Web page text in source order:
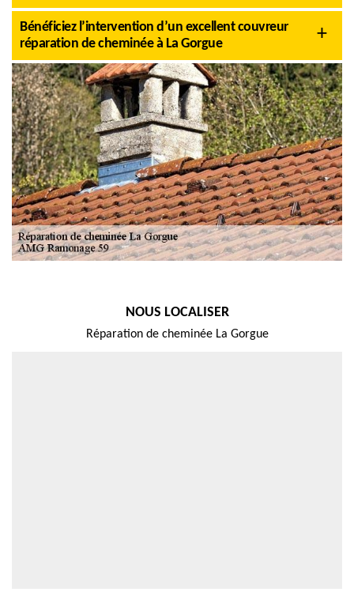
Bénéficiez l’intervention d’un excellent couvreur
réparation de cheminée à La Gorgue
NOUS LOCALISER
Réparation de cheminée La Gorgue